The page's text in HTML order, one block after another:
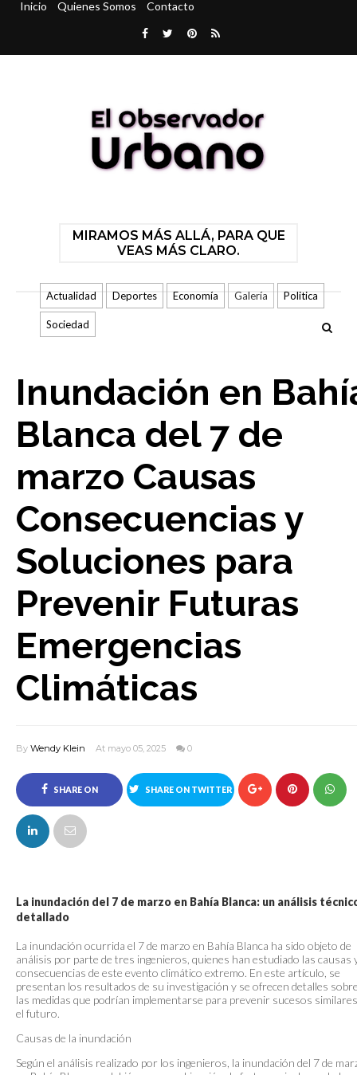
Inicio Quienes Somos Contacto
MIRAMOS MÁS ALLÁ, PARA QUE
VEAS MÁS CLARO.
Actualidad Deportes Economía Galería Politica
Sociedad
Inundación en
Blanca del 7 de
marzo Causas
Consecuencias y
Soluciones para
Prevenir Futuras
Emergencias
Climáticas
By Wendy Klein At mayo 05, 2025 0
SHARE ON
FACEBOOK
SHARE ON TWITTER
La inundación del 7 de marzo en Bahía Blanca: un análisis
detallado
La inundación ocurrida el 7 de marzo en Bahía Blanca ha sido objeto de
análisis por parte de tres ingenieros, quienes han estudiado las causas
consecuencias de este evento climático extremo. En este artículo, se
presentan los resultados de su investigación y se ofrecen detalles
las medidas que podrían implementarse para prevenir sucesos
el futuro.
Causas de la inundación
Según el análisis realizado por los ingenieros, la inundación del 7 de